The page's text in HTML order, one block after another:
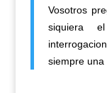
Vosotros
siquiera
siempre una